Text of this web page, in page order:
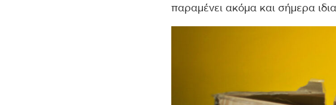
παραμένει ακόμα και σήμερα